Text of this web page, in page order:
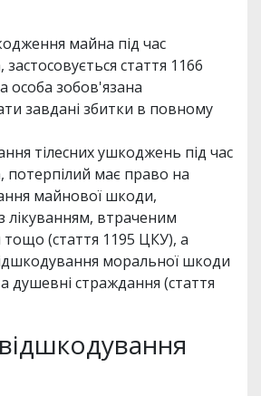
майна під час
застосовується стаття 1166
особа зобов'язана
завдані збитки в повному
тілесних ушкоджень під час
потерпілий має право на
майнової шкоди,
лікуванням, втраченим
тощо (стаття 1195 ЦКУ), а
моральної шкоди
душевні страждання (стаття